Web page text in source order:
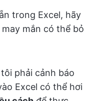
trong Excel, hãy
may mắn có thể bỏ
phải cảnh báo
Excel có thể hơi